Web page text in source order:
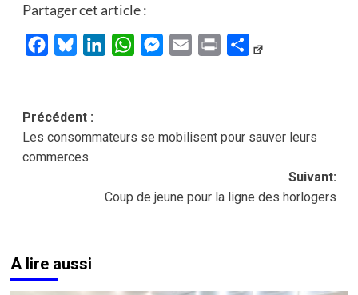
Partager cet article :
FacebookBlueskyLinkedInWhatsAppMessenger
Email Print Partager
Navigation
d’article
Précédent :
Les consommateurs se mobilisent pour sauver leurs
commerces
Suivant:
Coup de jeune pour la ligne des horlogers
A lire aussi